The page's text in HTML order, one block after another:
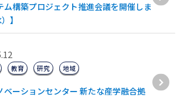
ム構築プロジェクト推進会議を開催しま
】
ベーションセンター 新たな産学融合拠
教育 研究 地域